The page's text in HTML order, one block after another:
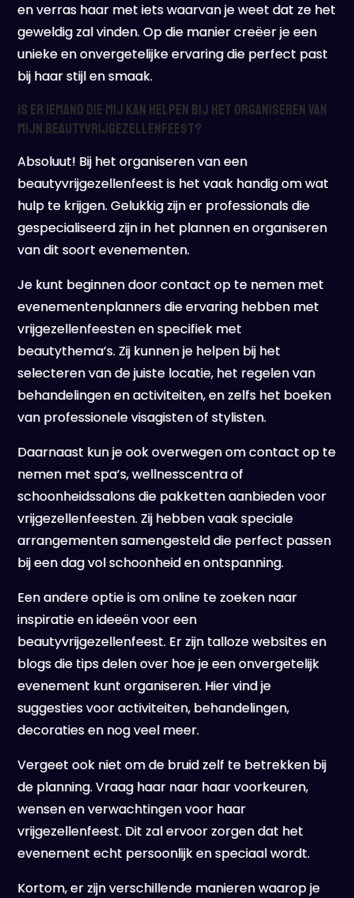
en verras haar met iets waarvan je weet dat ze het
geweldig zal vinden. Op die manier creëer je een
unieke en onvergetelijke ervaring die perfect past
bij haar stijl en smaak.
Is er iemand die mij kan helpen bij het organiseren van
mijn beautyvrijgezellenfeest?
Absoluut! Bij het organiseren van een
beautyvrijgezellenfeest is het vaak handig om wat
hulp te krijgen. Gelukkig zijn er professionals die
gespecialiseerd zijn in het plannen en organiseren
van dit soort evenementen.
Je kunt beginnen door contact op te nemen met
evenementenplanners die ervaring hebben met
vrijgezellenfeesten en specifiek met
beautythema’s. Zij kunnen je helpen bij het
selecteren van de juiste locatie, het regelen van
behandelingen en activiteiten, en zelfs het boeken
van professionele visagisten of stylisten.
Daarnaast kun je ook overwegen om contact op te
nemen met spa’s, wellnesscentra of
schoonheidssalons die pakketten aanbieden voor
vrijgezellenfeesten. Zij hebben vaak speciale
arrangementen samengesteld die perfect passen
bij een dag vol schoonheid en ontspanning.
Een andere optie is om online te zoeken naar
inspiratie en ideeën voor een
beautyvrijgezellenfeest. Er zijn talloze websites en
blogs die tips delen over hoe je een onvergetelijk
evenement kunt organiseren. Hier vind je
suggesties voor activiteiten, behandelingen,
decoraties en nog veel meer.
Vergeet ook niet om de bruid zelf te betrekken bij
de planning. Vraag haar naar haar voorkeuren,
wensen en verwachtingen voor haar
vrijgezellenfeest. Dit zal ervoor zorgen dat het
evenement echt persoonlijk en speciaal wordt.
Kortom, er zijn verschillende manieren waarop je